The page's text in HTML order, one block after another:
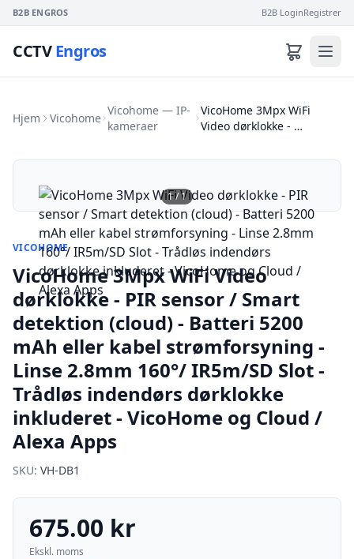
B2B ENGROS B2B LoginRegistrer
CCTVEngros
Hjem Vicohome
Vicohome — IP-
kameraer
VicoHome 3Mpx WiFi
Video dørklokke - …
1/1
VICOHOME
VicoHome 3Mpx WiFi Video
dørklokke - PIR sensor / Smart
detektion (cloud) - Batteri 5200
mAh eller kabel strømforsyning -
Linse 2.8mm 160°/ IR5m/SD Slot -
Trådløs indendørs dørklokke
inkluderet - VicoHome og Cloud /
Alexa Apps
SKU: VH-DB1
675.00 kr
Ekskl. moms